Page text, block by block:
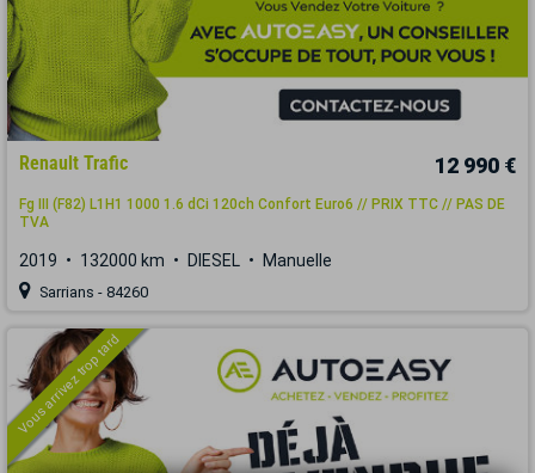
Renault Trafic 12 990 €
Fg III (F82) L1H1 1000 1.6 dCi 120ch Confort Euro6 // PRIX TTC // PAS DE
TVA
2019 132000 km DIESEL Manuelle
Sarrians - 84260
Vous arrivez trop tard